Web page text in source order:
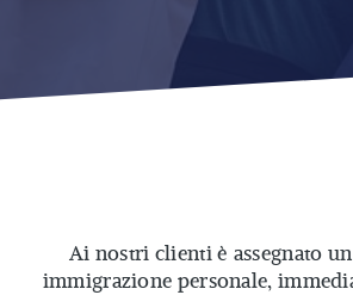
Ai nostri clienti è assegnato
immigrazione personale,